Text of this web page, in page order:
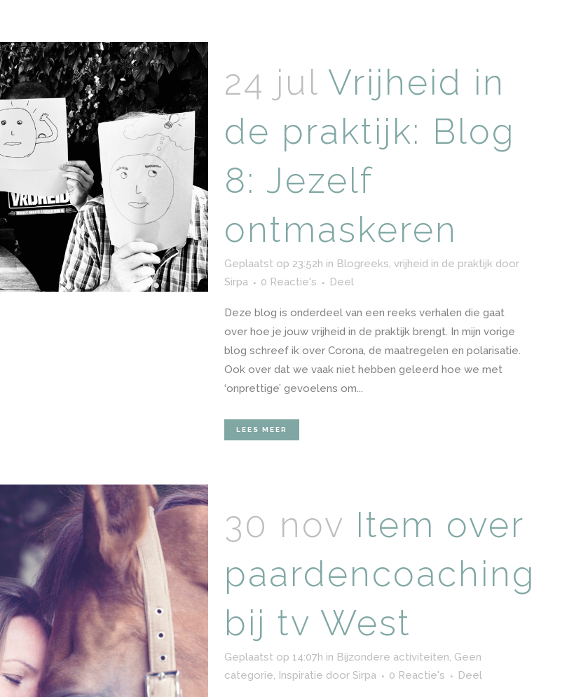
24 jul Vrijheid in
de praktijk: Blog
8: Jezelf
ontmaskeren
Geplaatst op 23:52h in Blogreeks, vrijheid in de praktijk door
Sirpa
0 Reactie's Deel
Deze blog is onderdeel van een reeks verhalen die gaat
over hoe je jouw vrijheid in de praktijk brengt. In mijn vorige
blog schreef ik over Corona, de maatregelen en polarisatie.
Ook over dat we vaak niet hebben geleerd hoe we met
‘onprettige’ gevoelens om...
LEES MEER
30 nov Item over
paardencoaching
bij tv West
Geplaatst op 14:07h in Bijzondere activiteiten, Geen
categorie, Inspiratie door Sirpa 0 Reactie's Deel